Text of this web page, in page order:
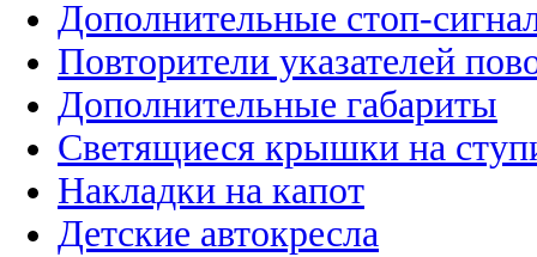
Дополнительные стоп-
Повторители указателей
Дополнительные габариты
Светящиеся крышки на
Накладки на капот
Детские автокресла